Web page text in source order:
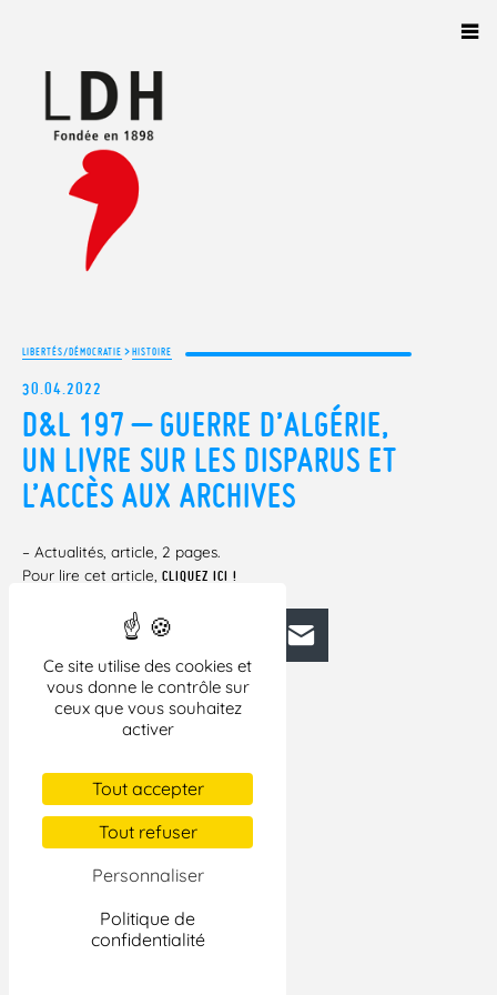
Ce site utilise des cookies et
vous donne le contrôle sur
ceux que vous souhaitez
activer
Tout accepter
Tout refuser
Personnaliser
Politique de
confidentialité
LIBERTÉS/DÉMOCRATIE >HISTOIRE
30.04.2022
D&L 197 – GUERRE D’ALGÉRIE,
UN LIVRE SUR LES DISPARUS ET
L’ACCÈS AUX ARCHIVES
– Actualités, article, 2 pages.
Pour lire cet article, CLIQUEZ ICI !
FacebookBlueskyMastodonLinkedIn